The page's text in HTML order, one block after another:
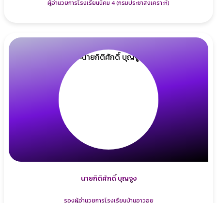
ผู้อำนวยการโรงเรียนนิคม 4 (กรมประชาสงเคราะห์)
นายกิติศักดิ์ บุญจูง
รองผู้อำนวยการโรงเรียนบ้านอาวอย